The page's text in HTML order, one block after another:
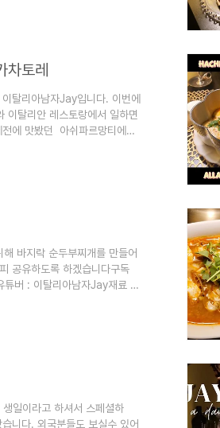
콤하고 새콤한 맛을 신선
차토레
탈리아남자Jay입니다. 이번에
탈리안 레스토랑에서 일하면
에 맛봤던 아쉬파르망티에
한 향을 더해 만들어보겠습니
바지락 순두부찌개를 만들어
공유하도록 하겠습니다구독
버 : 이탈리아남자Jay재료 바
(냉장), 1kg, 1개! 지금 쿠팡
일이라고 하셔서 스페셜하
니다. 외국분들도 보실수 있어